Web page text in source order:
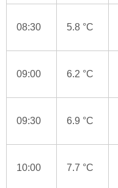
08:30 5.8 °C
09:00 6.2 °C
09:30 6.9 °C
10:00 7.7 °C